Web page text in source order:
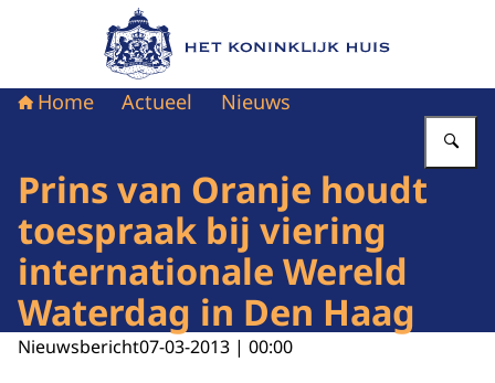
Naar de homepage van Het Koninklijk Huis
Home Actueel Nieuws
Prins van Oranje houdt
toespraak bij viering
internationale Wereld
Waterdag in Den Haag
Nieuwsbericht07-03-2013 | 00:00